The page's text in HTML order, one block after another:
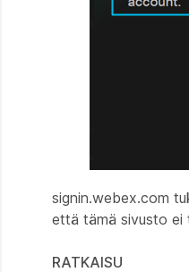
signin.webex.com
että tämä sivusto ei
RATKAISU